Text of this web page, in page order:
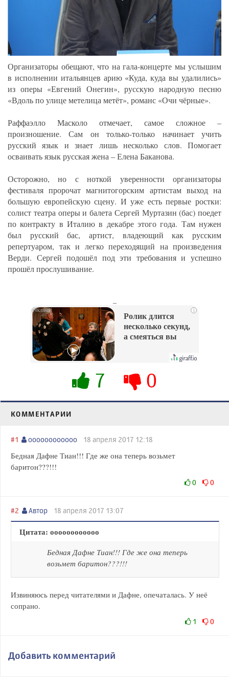
Организаторы обещают, что на гала-концерте мы услышим
в исполнении итальянцев арию «Куда, куда вы удалились»
из оперы «Евгений Онегин», русскую народную песню
«Вдоль по улице метелица метёт», романс «Очи чёрные».
Раффаэлло Масколо отмечает, самое сложное –
произношение. Сам он только-только начинает учить
русский язык и знает лишь несколько слов. Помогает
осваивать язык русская жена – Елена Баканова.
Осторожно, но с ноткой уверенности организаторы
фестиваля пророчат магнитогорским артистам выход на
большую европейскую сцену. И уже есть первые ростки:
солист театра оперы и балета Сергей Муртазин (бас) поедет
по контракту в Италию в декабре этого года. Там нужен
был русский бас, артист, владеющий как русским
репертуаром, так и легко переходящий на произведения
Верди. Сергей подошёл под эти требования и успешно
прошёл прослушивание.
i
Ролик длится
несколько секунд,
а смеяться вы
7 0
КОММЕНТАРИИ
#1 оооооооооооо 18 апреля 2017 12:18
Бедная Дафне Тиан!!! Где же она теперь возьмет
баритон???!!!
0 0
#2 Автор 18 апреля 2017 13:07
Цитата: оооооооооооо
Бедная Дафне Тиан!!! Где же она теперь
возьмет баритон???!!!
Извиняюсь перед читателями и Дафне, опечаталась. У неё
сопрано.
1 0
Добавить комментарий